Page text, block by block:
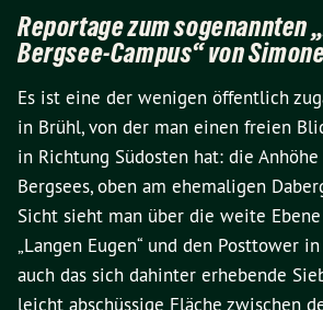
Reportage zum sogenannten
Bergsee-Campus“ von
Es ist eine der wenigen öffentlich
in Brühl, von der man einen freien
in Richtung Südosten hat: die
Bergsees, oben am ehemaligen
Sicht sieht man über die weite
„Langen Eugen“ und den Posttower
auch das sich dahinter erhebende
leicht abschüssige Fläche zwischen